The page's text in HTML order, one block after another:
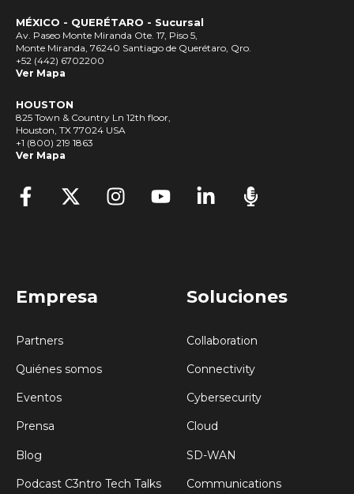
MÉXICO - QUERÉTARO - Sucursal
Av. Paseo Monte Miranda Ote. 17, Piso 5,
Monte Miranda, 76240 Santiago de Querétaro, Qro.
+52 (442) 6702200
Ver Mapa
HOUSTON
825 Town & Country Ln 12th floor,
Houston, TX 77024 USA
+1 (800) 219 1863
Ver Mapa
Empresa
Partners
Quiénes somos
Eventos
Prensa
Blog
Podcast C3ntro Tech Talks
Soluciones
Collaboration
Connectivity
Cybersecurity
Cloud
SD-WAN
Communications